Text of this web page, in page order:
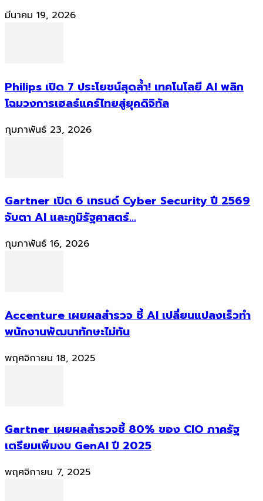
มีนาคม 19, 2026
Philips เปิด 7 ประโยชน์สุดล้ำ! เทคโนโลยี AI พลิก
โฉมวงการเฮลธ์แคร์ไทยสู่ยุคดิจิทัล
กุมภาพันธ์ 23, 2026
Gartner เปิด 6 เทรนด์ Cyber Security ปี 2569
จับตา AI และภูมิรัฐศาสตร์...
กุมภาพันธ์ 16, 2026
Accenture เผยผลสำรวจ ชี้ AI เปลี่ยนแปลงเร็วทำ
พนักงานพัฒนาทักษะไม่ทัน
พฤศจิกายน 18, 2025
Gartner เผยผลสำรวจชี้ 80% ของ CIO ภาครัฐ
เตรียมเพิ่มงบ GenAI ปี 2025
พฤศจิกายน 7, 2025